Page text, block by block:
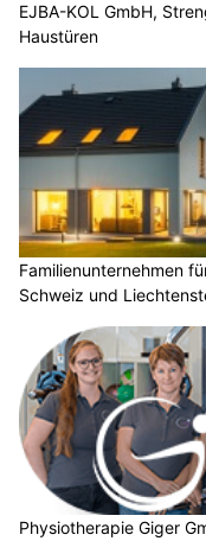
EJBA-KOL GmbH,
Haustüren
Familienunternehmen
Schweiz und
Physiotherapie Giger